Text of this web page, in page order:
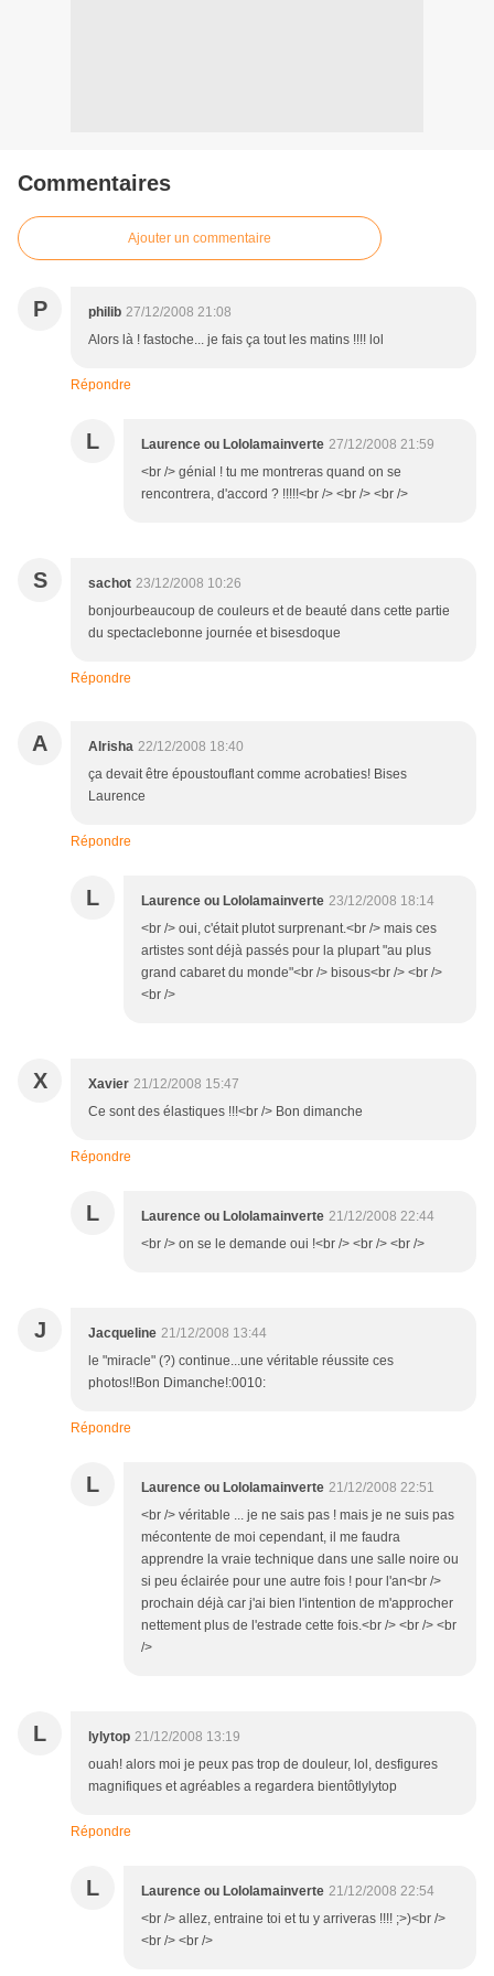
Commentaires
Ajouter un commentaire
P philib 27/12/2008 21:08
Alors là ! fastoche... je fais ça tout les matins !!!! lol
Répondre
L Laurence ou Lololamainverte 27/12/2008 21:59
<br /> génial ! tu me montreras quand on se
rencontrera, d'accord ? !!!!!<br /> <br /> <br />
S sachot 23/12/2008 10:26
bonjourbeaucoup de couleurs et de beauté dans cette partie
du spectaclebonne journée et bisesdoque
Répondre
A Alrisha 22/12/2008 18:40
ça devait être époustouflant comme acrobaties! Bises
Laurence
Répondre
L Laurence ou Lololamainverte 23/12/2008 18:14
<br /> oui, c'était plutot surprenant.<br /> mais ces
artistes sont déjà passés pour la plupart "au plus
grand cabaret du monde"<br /> bisous<br /> <br />
<br />
X Xavier 21/12/2008 15:47
Ce sont des élastiques !!!<br /> Bon dimanche
Répondre
L Laurence ou Lololamainverte 21/12/2008 22:44
<br /> on se le demande oui !<br /> <br /> <br />
J Jacqueline 21/12/2008 13:44
le "miracle" (?) continue...une véritable réussite ces
photos!!Bon Dimanche!:0010:
Répondre
L Laurence ou Lololamainverte 21/12/2008 22:51
<br /> véritable ... je ne sais pas ! mais je ne suis pas
mécontente de moi cependant, il me faudra
apprendre la vraie technique dans une salle noire ou
si peu éclairée pour une autre fois ! pour l'an<br />
prochain déjà car j'ai bien l'intention de m'approcher
nettement plus de l'estrade cette fois.<br /> <br /> <br
/>
L lylytop 21/12/2008 13:19
ouah! alors moi je peux pas trop de douleur, lol, desfigures
magnifiques et agréables a regardera bientôtlylytop
Répondre
L Laurence ou Lololamainverte 21/12/2008 22:54
<br /> allez, entraine toi et tu y arriveras !!!! ;>)<br />
<br /> <br />